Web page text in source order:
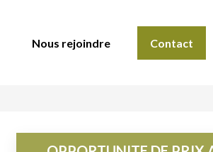
Nous rejoindre Contact